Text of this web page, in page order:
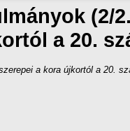
(2/
a 20.
a kora újkortól a 20.